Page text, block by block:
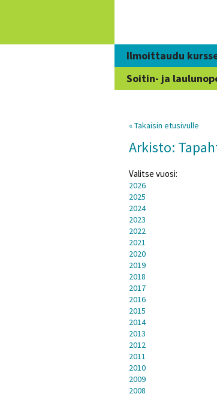
Ilmoittaudu
Soitin- ja
« Takaisin etusivulle
Arkisto:
Valitse vuosi:
2026
2025
2024
2023
2022
2021
2020
2019
2018
2017
2016
2015
2014
2013
2012
2011
2010
2009
2008